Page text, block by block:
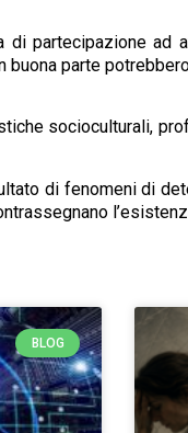
partecipazione ad
parte
socioculturali,
di fenomeni di
BLOG